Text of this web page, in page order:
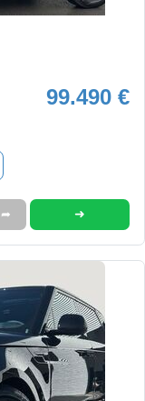
99.490 €
➦ ➜